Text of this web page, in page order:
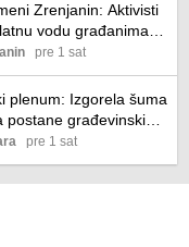
Zrenjanin: Aktivisti
vodu građanima
vrućina Kreni -
pre 1 sat
plenum: Izgorela šuma
postane građevinski
zakon
pre 1 sat